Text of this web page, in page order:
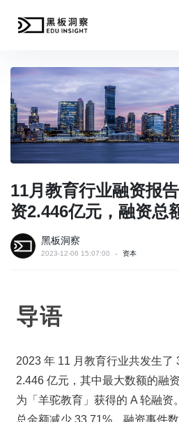
11月教育行业融资报
资2.446亿元，融资总
黑板洞察
2023-12-06 15:07:00 资本
导语
2023 年 11 月教育行业共发生了
2.446 亿元，其中最大数额的融
为「羊驼教育」获得的 A 轮融资
总金额减少 33.71%，融资事件